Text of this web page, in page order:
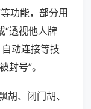
功能，部分用
“透视他人牌
动连接等技
封号”。
胡、闭门胡、